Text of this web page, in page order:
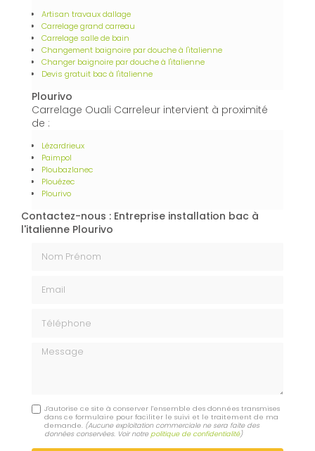
Artisan travaux dallage
Carrelage grand carreau
Carrelage salle de bain
Changement baignoire par douche à l'italienne
Changer baignoire par douche à l'italienne
Devis gratuit bac à l'italienne
Plourivo
Carrelage Ouali Carreleur intervient à proximité
de :
Lézardrieux
Paimpol
Ploubazlanec
Plouézec
Plourivo
Contactez-nous : Entreprise installation bac à
l'italienne Plourivo
Message
J'autorise ce site à conserver l'ensemble des données transmises
dans ce formulaire pour faciliter le suivi et le traitement de ma
demande. (Aucune exploitation commerciale ne sera faite des
données conservées. Voir notrepolitique de confidentialité)